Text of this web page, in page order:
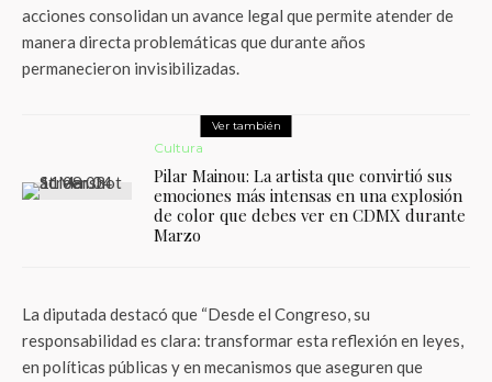
acciones consolidan un avance legal que permite atender de
manera directa problemáticas que durante años
permanecieron invisibilizadas.
Ver también
Cultura
Pilar Mainou: La artista que convirtió sus
emociones más intensas en una explosión
de color que debes ver en CDMX durante
Marzo
La diputada destacó que “Desde el Congreso, su
responsabilidad es clara: transformar esta reflexión en leyes,
en políticas públicas y en mecanismos que aseguren que